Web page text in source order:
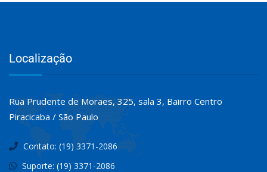
Localização
Rua Prudente de Moraes, 325, sala 3, Bairro Centro
Piracicaba / São Paulo
Contato: (19) 3371-2086
Suporte: (19) 3371-2086